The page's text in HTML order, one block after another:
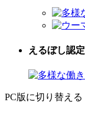
えるぼし認定
PC版に切り替える